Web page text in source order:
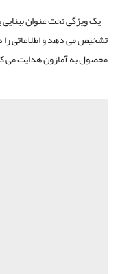
یک ویژگی تحت عنوان
تشخیص می دهد و اطلاعاتی را
محصول به آمازون هدایت می